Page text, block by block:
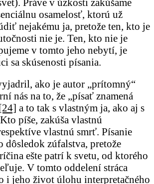
osamelosť, ktorú už
nejakému ja, pretože ten, kto je
nie je. Ten, kto nie je
v tomto jeho nebytí, je
sa skúsenosti písania.
ako je autor „prítomný“
nás na to, že „písať znamená
a to tak s vlastným ja, ako aj s
píše, zakúša vlastnú
vlastnú smrť. Písanie
dôsledok zúfalstva, pretože
ešte patrí k svetu, od ktorého
V tomto oddelení stráca
i jeho život úlohu interpretačného